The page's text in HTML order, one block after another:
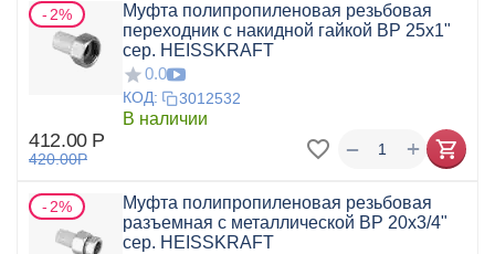
2%
Муфта полипропиленовая резьбовая
переходник с накидной гайкой ВР 25x1"
сер. HEISSKRAFT
0.0
КОД: 3012532
В наличии
412.00 Р
420.00Р +
−
2%
Муфта полипропиленовая резьбовая
разъемная с металлической ВР 20х3/4"
сер. HEISSKRAFT